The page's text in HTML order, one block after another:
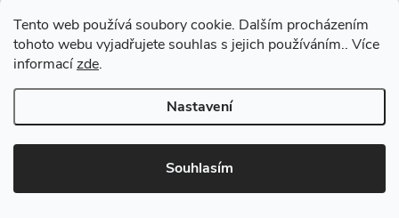
Tento web používá soubory cookie. Dalším procházením
tohoto webu vyjadřujete souhlas s jejich používáním.. Více
informacízde.
Nastavení
Souhlasím
Vytvořil a spravuje Pohání Shoptet
Copyright 2026 Štěpánková & C. . Všechna práva vyhrazena.
Upravit
nastavení cookies